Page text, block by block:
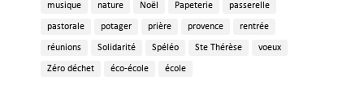
musique nature Noël Papeterie passerelle
pastorale potager prière provence rentrée
réunions Solidarité Spéléo Ste Thérèse voeux
Zéro déchet éco-école école